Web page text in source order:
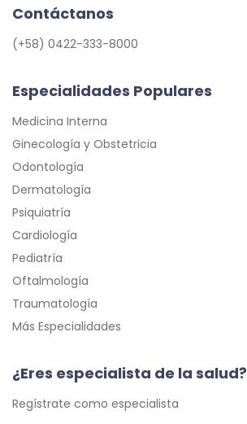
Contáctanos
(+58) 0422-333-8000
Especialidades Populares
Medicina Interna
Ginecología y Obstetricia
Odontología
Dermatología
Psiquiatría
Cardiología
Pediatría
Oftalmología
Traumatología
Más Especialidades
¿Eres especialista de la salud?
Regístrate como especialista